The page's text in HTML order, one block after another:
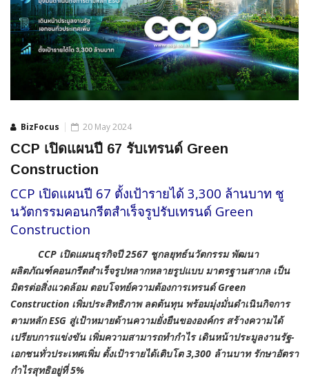
BizFocus 20 May 2024
CCP เปิดแผนปี 67 รับเทรนด์ Green
Construction
CCP เปิดแผนปี 67 ตั้งเป้ารายได้ 3,300 ล้านบาท ชู
นวัตกรรมคอนกรีตสำเร็จรูปรับเทรนด์ Green
Construction
CCP เปิดแผนธุรกิจปี 2567 ชูกลยุทธ์นวัตกรรม พัฒนา
ผลิตภัณฑ์คอนกรีตสำเร็จรูปหลากหลายรูปแบบ มาตรฐานสากล เป็น
มิตรต่อสิ่งแวดล้อม ตอบโจทย์ความต้องการเทรนด์ Green
Construction เพิ่มประสิทธิภาพ ลดต้นทุน พร้อมมุ่งมั่นดำเนินกิจการ
ตามหลัก ESG สู่เป้าหมายด้านความยั่งยืนขององค์กร สร้างความได้
เปรียบการแข่งขัน เพิ่มความสามารถทำกำไร เดินหน้าประมูลงานรัฐ-
เอกชนทั่วประเทศเพิ่ม ตั้งเป้ารายได้เติบโต 3,300 ล้านบาท รักษาอัตรา
กำไรสุทธิอยู่ที่ 5%